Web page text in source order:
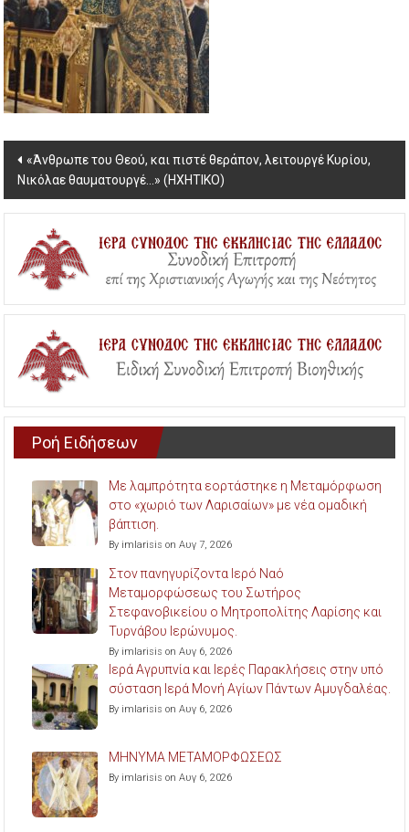
Post
navigation
«Άνθρωπε του Θεού, και πιστέ θεράπον, λειτουργέ Κυρίου,
Νικόλαε θαυματουργέ…» (ΗΧΗΤΙΚΟ)
Ροή Ειδήσεων
Με λαμπρότητα εορτάστηκε η Μεταμόρφωση
στο «χωριό των Λαρισαίων» με νέα ομαδική
βάπτιση.
By imlarisis on Αυγ 7, 2026
Στον πανηγυρίζοντα Ιερό Ναό
Μεταμορφώσεως του Σωτήρος
Στεφανοβικείου ο Μητροπολίτης Λαρίσης και
Τυρνάβου Ιερώνυμος.
By imlarisis on Αυγ 6, 2026
Ιερά Αγρυπνία και Ιερές Παρακλήσεις στην υπό
σύσταση Ιερά Μονή Αγίων Πάντων Αμυγδαλέας.
By imlarisis on Αυγ 6, 2026
ΜΗΝΥΜΑ ΜΕΤΑΜΟΡΦΩΣΕΩΣ
By imlarisis on Αυγ 6, 2026